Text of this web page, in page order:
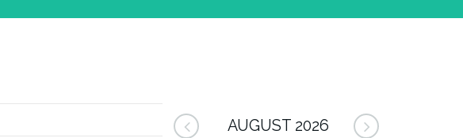
AUGUST 2026